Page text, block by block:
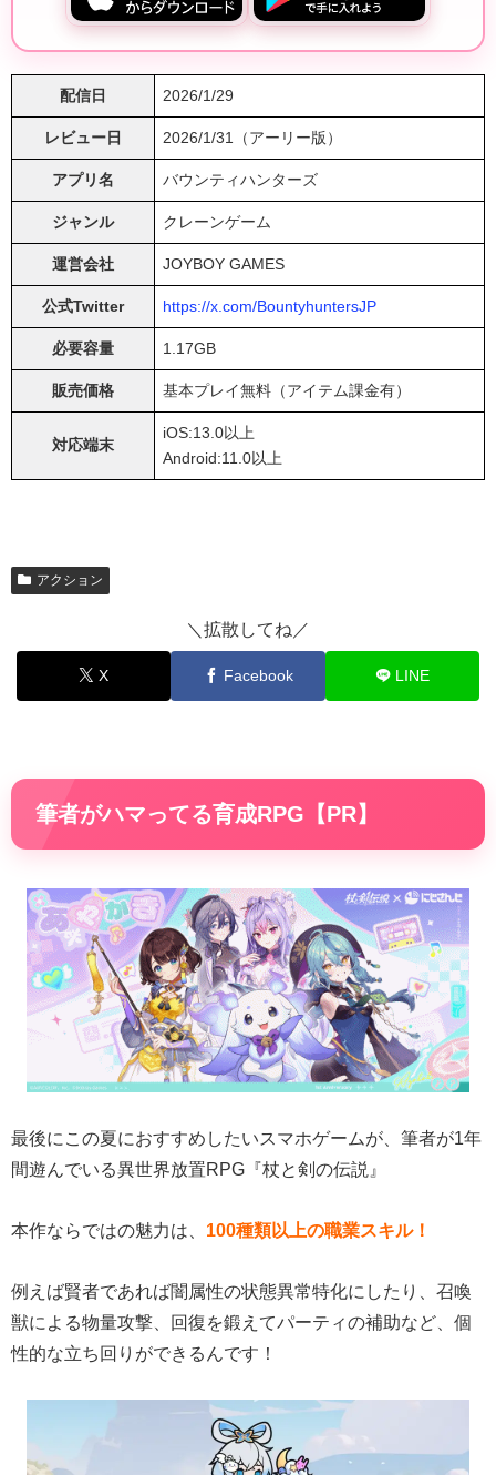
配信日 2026/1/29
レビュー日 2026/1/31（アーリー版）
アプリ名 バウンティハンターズ
ジャンル クレーンゲーム
運営会社 JOYBOY GAMES
公式Twitter https://x.com/BountyhuntersJP
必要容量 1.17GB
販売価格 基本プレイ無料（アイテム課金有）
対応端末
iOS:13.0以上
Android:11.0以上
アクション
＼拡散してね／
X Facebook LINE
筆者がハマってる育成RPG【PR】
最後にこの夏におすすめしたいスマホゲームが、筆者が1年
間遊んでいる異世界放置RPG『杖と剣の伝説』
本作ならではの魅力は、 100種類以上の職業スキル！
例えば賢者であれば闇属性の状態異常特化にしたり、召喚
獣による物量攻撃、回復を鍛えてパーティの補助など、個
性的な立ち回りができるんです！